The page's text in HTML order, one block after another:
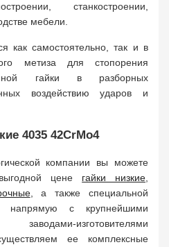
станкостроении,
мебели.
как самостоятельно, так и в
метиза для стопорения
гайки в разборных
воздействию ударов и
4035 42CrMo4
компании вы можете
цене гайки низкие
, а также специальной
с крупнейшими
изготовителями
ее комплексные